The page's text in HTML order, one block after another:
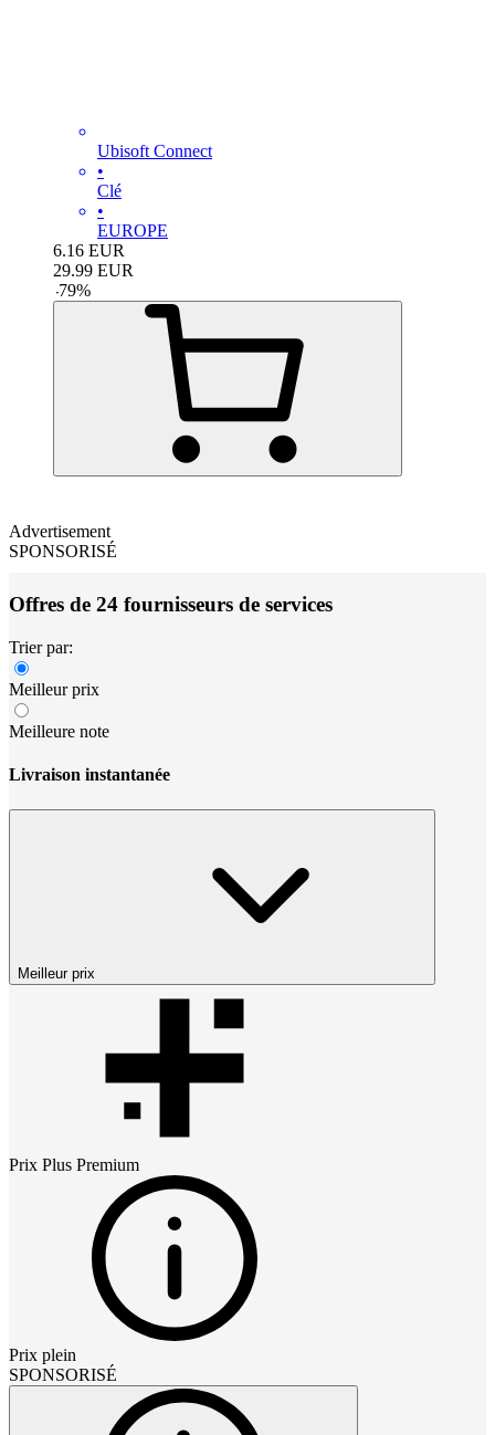
Ubisoft Connect
•
Clé
•
EUROPE
6.16 EUR
29.99 EUR
-79%
Advertisement
SPONSORISÉ
Offres de 24 fournisseurs de services
Trier par:
Meilleur prix
Meilleure note
Livraison instantanée
Meilleur prix
Prix Plus Premium
Prix plein
SPONSORISÉ